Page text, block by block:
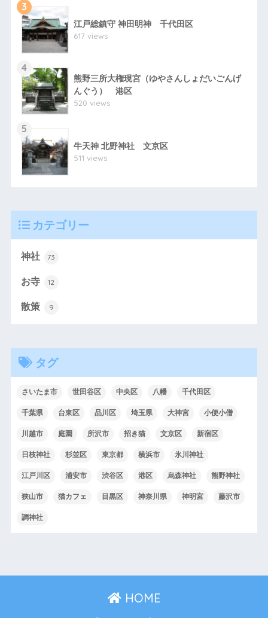
3
江戸総鎮守 神田明神 千代田区
617 views
4
熊野三所大権現宮（ゆやさんしょだいごんげ
んぐう） 港区
520 views
5
牛天神 北野神社 文京区
511 views
カテゴリー
神社 73
お寺 12
散策 9
タグ
さいたま市 世田谷区 中央区 八幡 千代田区
千葉県 台東区 品川区 埼玉県 大神宮 小便小僧
川越市 庭園 所沢市 招き猫 文京区 新宿区
日枝神社 杉並区 東京都 横浜市 氷川神社
江戸川区 浦安市 渋谷区 港区 烏森神社 熊野神社
狭山市 猫カフェ 目黒区 神奈川県 神明宮 藤沢市
調神社
HOME